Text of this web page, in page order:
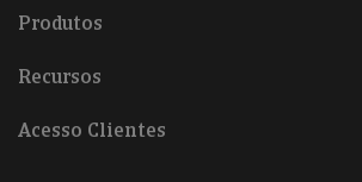
Produtos
Recursos
Acesso Clientes